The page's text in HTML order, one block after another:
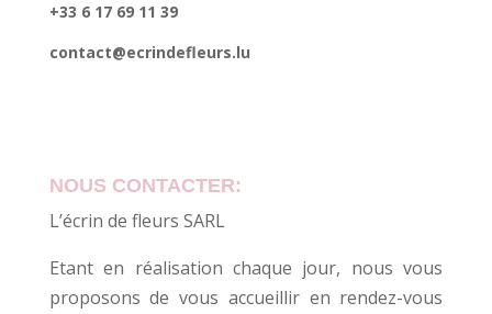
+33 6 17 69 11 39
contact@ecrindefleurs.lu
NOUS CONTACTER:
L’écrin de fleurs SARL
Etant en réalisation chaque jour, nous vous
proposons de vous accueillir en rendez-vous